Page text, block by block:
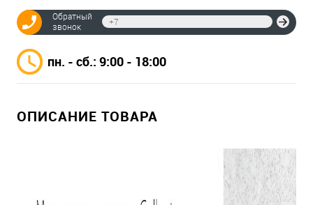
Обратный
звонок
пн. - сб.: 9:00 - 18:00
ОПИСАНИЕ ТОВАРА